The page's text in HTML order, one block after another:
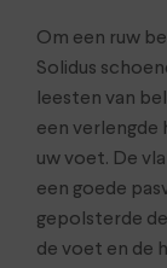
Om een ruw
Solidus
leesten van
een verlengde
uw voet. De
een goede
gepolsterde
de voet en de